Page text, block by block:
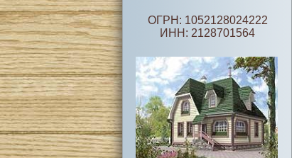
ОГРН: 1052128024222
ИНН: 2128701564